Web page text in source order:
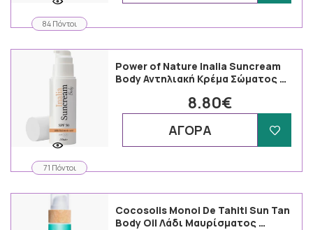
84 Πόντοι
71 Πόντοι
Power of Nature Inalia Suncream
Body Αντηλιακή Κρέμα Σώματος …
8.80€
ΑΓΟΡΑ
Cocosolis Monoi De Tahiti Sun Tan
Body Oil Λάδι Μαυρίσματος …